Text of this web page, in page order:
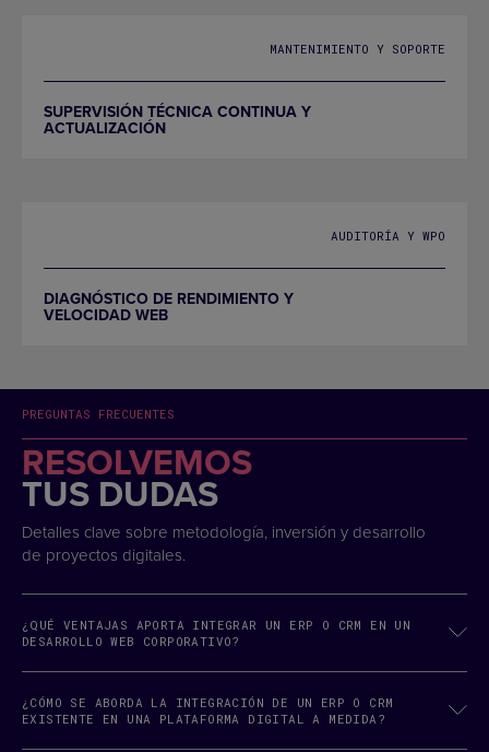
MANTENIMIENTO Y SOPORTE
SUPERVISIÓN TÉCNICA CONTINUA Y
ACTUALIZACIÓN
AUDITORÍA Y WPO
DIAGNÓSTICO DE RENDIMIENTO Y
VELOCIDAD WEB
PREGUNTAS FRECUENTES
RESOLVEMOS
TUS DUDAS
Detalles clave sobre metodología, inversión y desarrollo
de proyectos digitales.
¿QUÉ VENTAJAS APORTA INTEGRAR UN ERP O CRM EN UN
DESARROLLO WEB CORPORATIVO?
¿CÓMO SE ABORDA LA INTEGRACIÓN DE UN ERP O CRM
EXISTENTE EN UNA PLATAFORMA DIGITAL A MEDIDA?